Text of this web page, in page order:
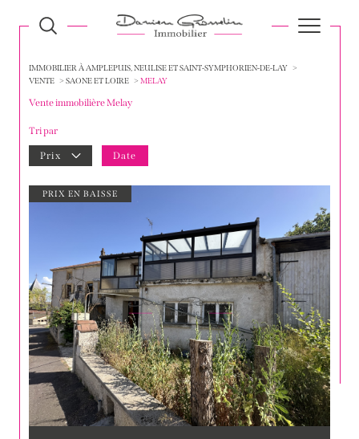
IMMOBILIER À AMPLEPUIS, NEULISE ET SAINT-SYMPHORIEN-DE-LAY
VENTE
SAONE ET LOIRE MELAY
Vente immobilière Melay
Tri par
Prix Date
PRIX EN BAISSE